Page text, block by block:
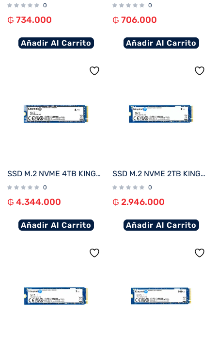
0
₲ 734.000
Añadir Al Carrito
0
₲ 706.000
Añadir Al Carrito
SSD M.2 NVME 4TB KINGSTON SNV3S/4000G 6000/5000MB/S PCIE 4.0
0
₲ 4.344.000
Añadir Al Carrito
SSD M.2 NVME 2TB KINGSTON SNV3S/2000G 6000/5000MB/S PCIE 4.0
0
₲ 2.946.000
Añadir Al Carrito